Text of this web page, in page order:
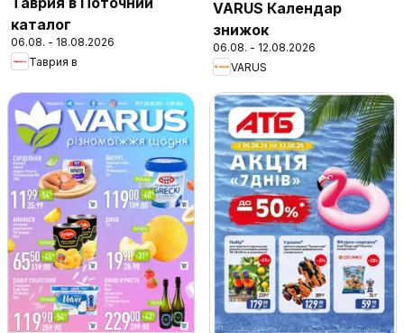
каталог
06.08. - 18.08.2026
Таврия в
VARUS Календар
знижок
06.08. - 12.08.2026
VARUS